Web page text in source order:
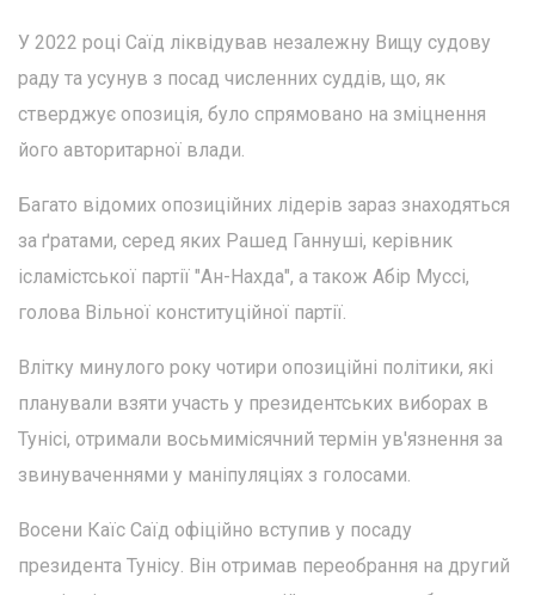
У 2022 році Саїд ліквідував незалежну Вищу судову
раду та усунув з посад численних суддів, що, як
стверджує опозиція, було спрямовано на зміцнення
його авторитарної влади.
Багато відомих опозиційних лідерів зараз знаходяться
за ґратами, серед яких Рашед Ганнуші, керівник
ісламістської партії "Ан-Нахда", а також Абір Муссі,
голова Вільної конституційної партії.
Влітку минулого року чотири опозиційні політики, які
планували взяти участь у президентських виборах в
Тунісі, отримали восьмимісячний термін ув'язнення за
звинуваченнями у маніпуляціях з голосами.
Восени Каїс Саїд офіційно вступив у посаду
президента Тунісу. Він отримав переобрання на другий